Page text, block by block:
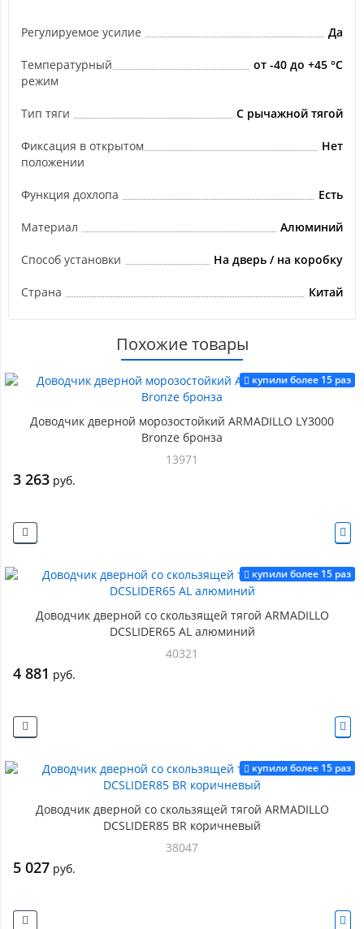
Регулируемое усилие Да
Температурный
режим
от -40 до +45 °С
Тип тяги С рычажной тягой
Фиксация в открытом
положении
Нет
Функция дохлопа Есть
Материал Алюминий
Способ установки На дверь / на коробку
Страна Китай
Похожие товары
купили более 15 раз
Доводчик дверной морозостойкий ARMADILLO LY3000
Bronze бронза
13971
3 263 руб.
купили более 15 раз
Доводчик дверной со скользящей тягой ARMADILLO
DCSLIDER65 AL алюминий
40321
4 881 руб.
купили более 15 раз
Доводчик дверной со скользящей тягой ARMADILLO
DCSLIDER85 BR коричневый
38047
5 027 руб.